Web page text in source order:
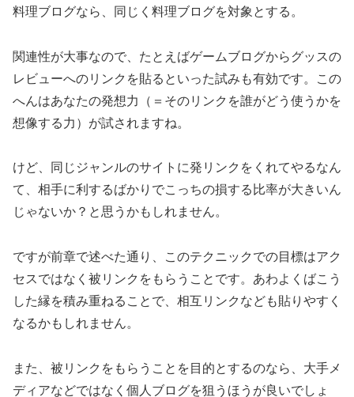
料理ブログなら、同じく料理ブログを対象とする。
関連性が大事なので、たとえばゲームブログからグッスの
レビューへのリンクを貼るといった試みも有効です。この
へんはあなたの発想力（＝そのリンクを誰がどう使うかを
想像する力）が試されますね。
けど、同じジャンルのサイトに発リンクをくれてやるなん
て、相手に利するばかりでこっちの損する比率が大きいん
じゃないか？と思うかもしれません。
ですが前章で述べた通り、このテクニックでの目標はアク
セスではなく被リンクをもらうことです。あわよくばこう
した縁を積み重ねることで、相互リンクなども貼りやすく
なるかもしれません。
また、被リンクをもらうことを目的とするのなら、大手メ
ディアなどではなく個人ブログを狙うほうが良いでしょ